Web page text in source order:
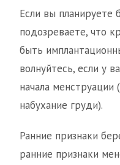
Если вы планируете
подозреваете, что
быть
волнуйтесь, если у
начала менструации
набухание груди).
Ранние признаки
ранние признаки